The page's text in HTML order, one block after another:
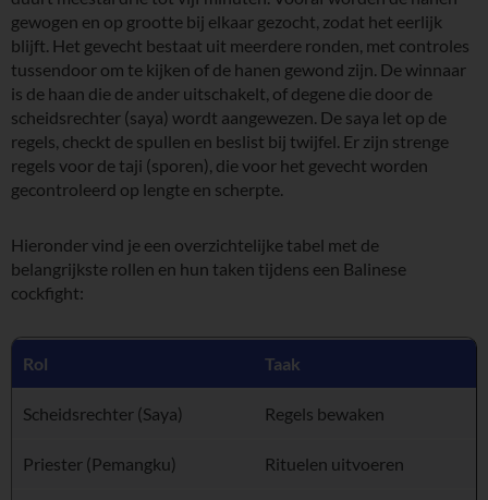
gewogen en op grootte bij elkaar gezocht, zodat het eerlijk
blijft. Het gevecht bestaat uit meerdere ronden, met controles
tussendoor om te kijken of de hanen gewond zijn. De winnaar
is de haan die de ander uitschakelt, of degene die door de
scheidsrechter (saya) wordt aangewezen. De saya let op de
regels, checkt de spullen en beslist bij twijfel. Er zijn strenge
regels voor de taji (sporen), die voor het gevecht worden
gecontroleerd op lengte en scherpte.
Hieronder vind je een overzichtelijke tabel met de
belangrijkste rollen en hun taken tijdens een Balinese
cockfight:
Rol Taak
Scheidsrechter (Saya) Regels bewaken
Priester (Pemangku) Rituelen uitvoeren